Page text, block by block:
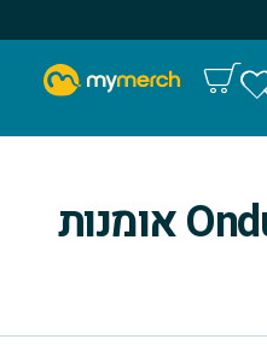
חולצה ארוכה, Onduro אומנות